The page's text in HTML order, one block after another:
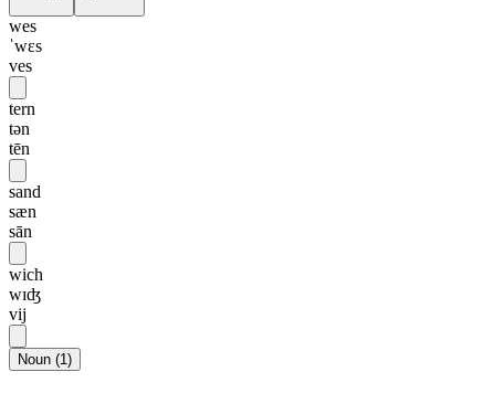
wes
ˈwɛs
ves
tern
tən
tēn
sand
sæn
sān
wich
wɪʤ
vij
Noun (1)